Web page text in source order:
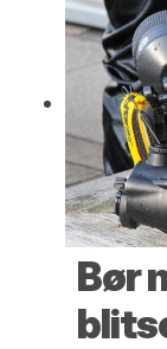
Bør